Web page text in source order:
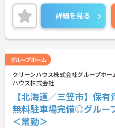
詳細を見る
グループホーム
クリーンハウス株式会社グループホ
ハウス株式会社
【北海道／三笠市】保
無料駐車場完備◎グルー
＜常勤＞